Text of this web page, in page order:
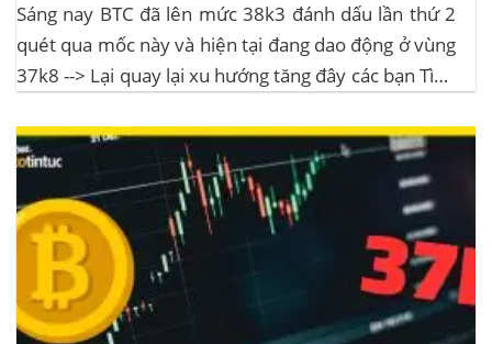
Sáng nay BTC đã lên mức 38k3 đánh dấu lần thứ 2
quét qua mốc này và hiện tại đang dao động ở vùng
37k8 --> Lại quay lại xu hướng tăng đây các bạn Tình
một nửa Bitcoin làm...